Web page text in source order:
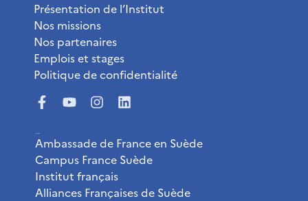
Présentation de l’Institut
Nos missions
Nos partenaires
Emplois et stages
Politique de confidentialité
Ambassade de France en Suède
Campus France Suède
Institut français
Alliances Françaises de Suède